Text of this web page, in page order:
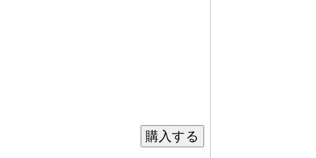
購入する